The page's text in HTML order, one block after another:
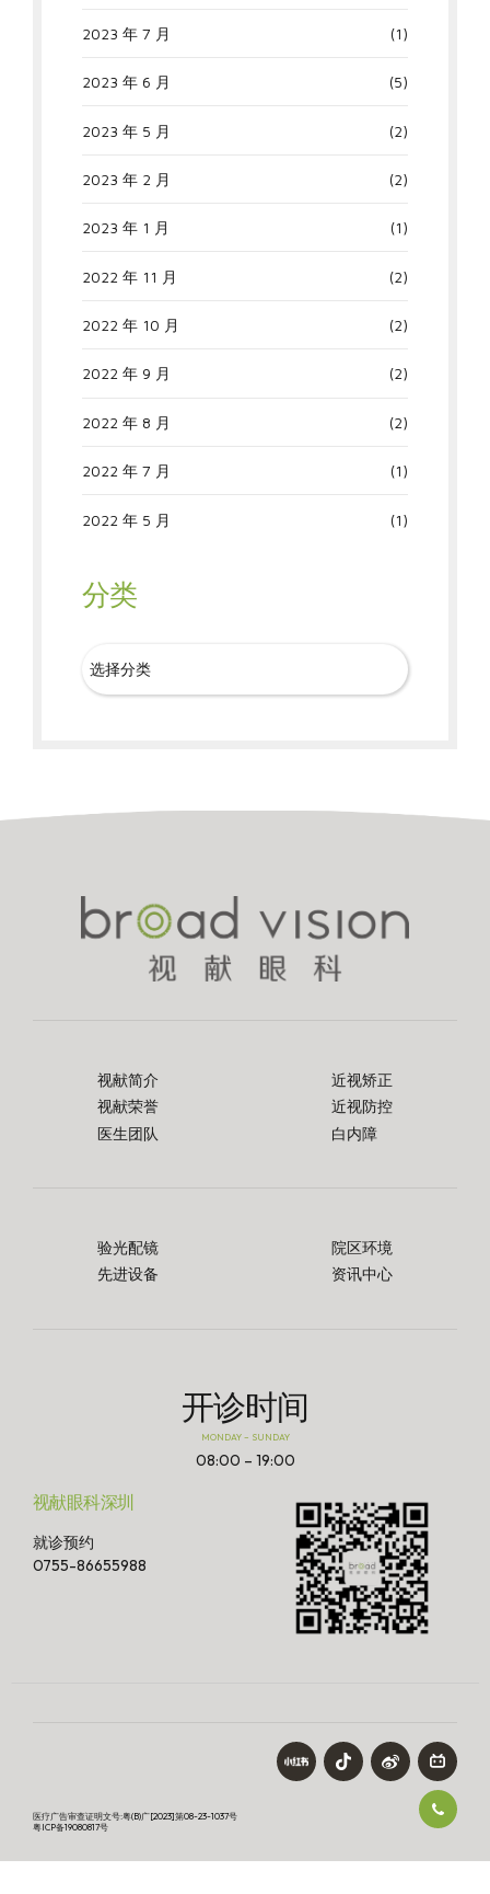
2023 年 7 月 (1)
2023 年 6 月 (5)
2023 年 5 月 (2)
2023 年 2 月 (2)
2023 年 1 月 (1)
2022 年 11 月 (2)
2022 年 10 月 (2)
2022 年 9 月 (2)
2022 年 8 月 (2)
2022 年 7 月 (1)
2022 年 5 月 (1)
分类
视献简介
视献荣誉
医生团队
近视矫正
近视防控
白内障
验光配镜
先进设备
院区环境
资讯中心
开诊时间
MONDAY – SUNDAY
08:00 – 19:00
视献眼科深圳
就诊预约
0755-86655988
医疗广告审查证明文号:粤(B)广[2023]第08-23-1037号
粤ICP备19080817号